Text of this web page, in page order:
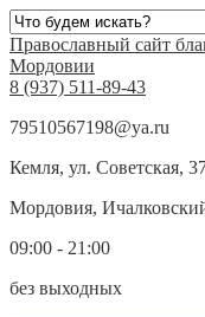
Православный сайт
Мордовии
8 (937) 511-89-43
79510567198@ya.ru
Кемля, ул. Советская,
Мордовия,
09:00 - 21:00
без выходных